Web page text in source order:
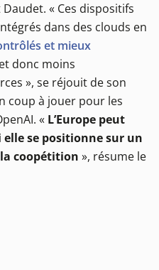
« Ces dispositifs
dans des clouds en
et mieux
donc moins
», se réjouit de son
coup à jouer pour les
« L’Europe peut
elle se positionne sur un
coopétition », résume le